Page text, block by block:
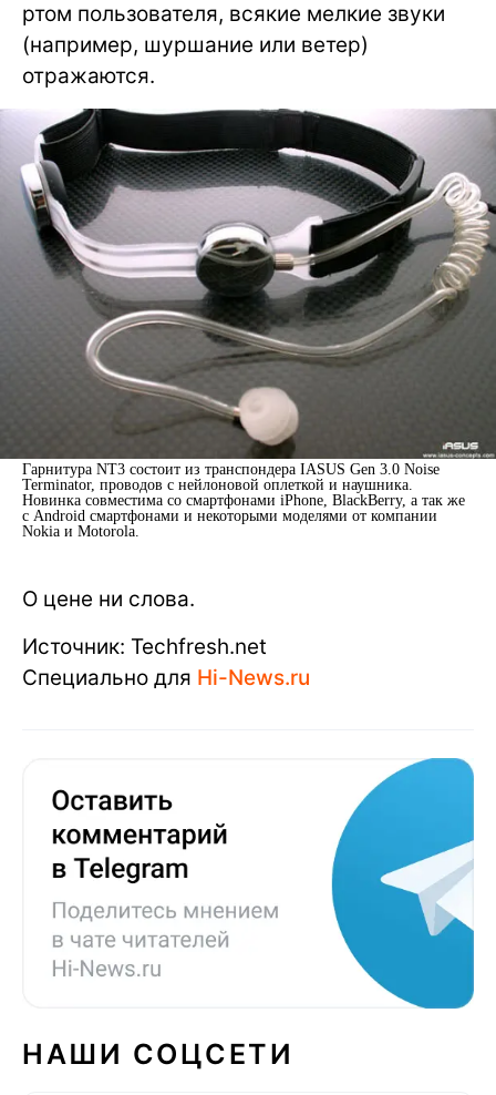
ртом пользователя, всякие мелкие звуки
(например, шуршание или ветер)
отражаются.
Гарнитура NT3 состоит из транспондера IASUS Gen 3.0 Noise
Terminator, проводов с нейлоновой оплеткой и наушника.
Новинка совместима со смартфонами iPhone, BlackBerry, а так же
с Android смартфонами и некоторыми моделями от компании
Nokia и Motorola.
О цене ни слова.
Источник: Techfresh.net
Специально для Hi-News.ru
НАШИ СОЦСЕТИ